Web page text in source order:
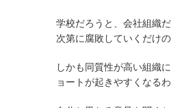
学校だろうと、会社組織
次第に腐敗していくだけの
しかも同質性が高い組織
ョートが起きやすくなるわ